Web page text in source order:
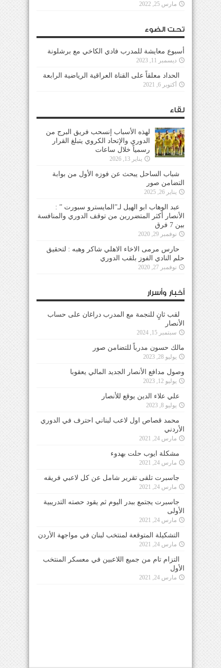
مارس 25, 2022
تحت الضوء
أسبوع معايشة للمدرب فادي الكاخي مع برشلونة
ديسمبر 11, 2023
الحداد معلقاً على القناة العراقية الرياضية الرابعة
أكتوبر 6, 2021
لقاء
لهذه الأسباب إنسحب فريق البرج من
الدوري والإتحاد الكروي يتبلغ القرار
رسمياً خلال ساعات
يناير 13, 2026
شباب الساحل يبحث عن فوزه الأول من بوابة
التضامن صور
يناير 26, 2025
عبد الوهاب ابو الهيل لـ”المايسترو سبورت ” :
الأنصار أكثر المتضررين من توقف الدوري والمنافسة
بين 7 فرق
نوفمبر 29, 2020
حارس مرمى الاخاء الاهلي شاكر وهبه : لتحقيق
حلم النادي الفوز بلقب الدوري
نوفمبر 27, 2020
أخبار وأسرار
لقب ثانٍ للنجمة مع المدرب دراغان على حساب
الأنصار
سبتمبر 15, 2024
مالك حسون مدرباً للتضامن صور
يوليو 28, 2023
وصول مدافع الأنصار الجديد المالي يعقوبا
يوليو 12, 2023
علي علاء الدين يوقع للأنصار
يوليو 8, 2023
محمد قصاص اول لاعب لبناني احترف في الدوري
الأردني
مارس 24, 2021
مشكلة ايوب حلت بهدوء
مارس 24, 2021
جاسبرت تلقى تقرير شامل عن كل لاعبي فريقه
مارس 24, 2021
جاسبرت يجتمع ببدر اليوم ثم يقود حصته التدريبية
الأولى
مارس 24, 2021
التشكيلة المتوقعة لمنتخب لبنان في مواجهة الأردن
مارس 24, 2021
التزام تام من جميع اللاعبين في معسكر المنتخب
الأول
مارس 24, 2021